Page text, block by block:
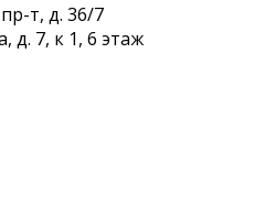
т, д. 36/7
д. 7, к 1, 6 этаж